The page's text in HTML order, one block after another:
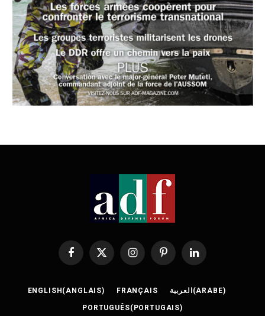
Facebook
X
InstagramPinterestLinkedIn
ENGLISH (ANGLAIS) FRANÇAIS العربية (ARABE)
PORTUGUÊS( PORTUGAIS)